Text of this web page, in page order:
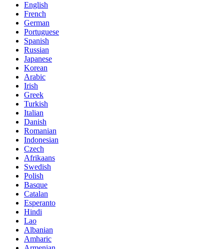
English
French
German
Portuguese
Spanish
Russian
Japanese
Korean
Arabic
Irish
Greek
Turkish
Italian
Danish
Romanian
Indonesian
Czech
Afrikaans
Swedish
Polish
Basque
Catalan
Esperanto
Hindi
Lao
Albanian
Amharic